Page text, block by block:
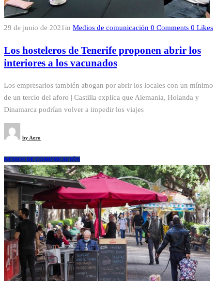
29 de junio de 2021 in Medios de comunicación 0 Comments 0 Likes
Los hosteleros de Tenerife proponen abrir los
interiores a los vacunados
Los empresarios también abogan por abrir los locales con un mínimo
de un tercio del aforo | Castilla explica que Alemania, Holanda y
Dinamarca podrían volver a impedir los viajes
by Aero
MEDIOS DE COMUNICACIÓN